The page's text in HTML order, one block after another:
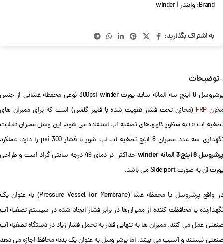
Brand: وایندر | winder
به اشتراک بگذارید:
توضیحات
پرشروسل 8 اینچ سه المانه ساید پورت 300psi winder نوعی محفظه غشایی از جنس
مخزن FRP
(مخازن تحت فشار تقویت شده با فایبر گلاس) است که برای ممبران های
تصفیه آب ro به منظور کاربردهای تصفیه آب استفاده می شود. این وسل ممبران قابلیت
نگهداری سه عدد ممبران 8 اینچ تصفیه آب لب شور با فشار 300 psi را دارد. عملکرد
پرشروسل 8 اینچ 3 المانه winder
حداکثر در دمای 49 درجه سانتی گراد است و طراحی
پورت آن به صورت Side port می باشد.
در واقع پرشروسل یا محفظه غشا (Pressure Vessel for Membrane) به عنوان یک
نگهدارنده یا محافظت کننده از ممبران‌ها در برابر فشار ایجاد شده در سیستم تصفیه آب
صنعتی عمل می کنند. ممبران ها به تنهایی قادر به تحمل فشار زیاد در دستگاه تصفیه آب
صنعتی نیستند و آسیب می بینند. اما پرشر وسل به عنوان یک بدنه محافظ اجازه می دهد